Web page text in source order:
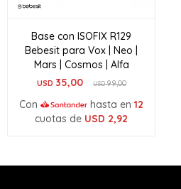
Base con ISOFIX R129
Bebesit para Vox | Neo |
Mars | Cosmos | Alfa
USD 35,00 USD99,00
Con hasta en 12
cuotas de USD 2,92